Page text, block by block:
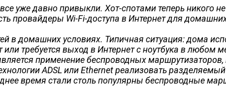
уже давно привыкли. Хот-спотами теперь никого
провайдеры Wi-Fi-доступа в Интернет для
в домашних условиях. Типичная ситуация: дома
требуется выход в Интернет с ноутбука в любом
применение беспроводных
ADSL или Ethernet реализовать
время стали столь популярны беспроводные